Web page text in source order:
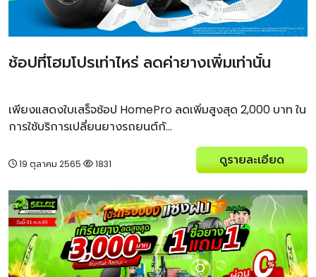
ช้อปที่โฮมโปรเท่าไหร่ ลดค่ายางเพิ่มเท่านั้น
เพียงแสดงใบเสร็จช้อป HomePro ลดเพิ่มสูงสุด 2,000 บาท ใน
การใช้บริการเปลี่ยนยางรถยนต์กั...
19 ตุลาคม 2565 1831 ดูรายละเอียด